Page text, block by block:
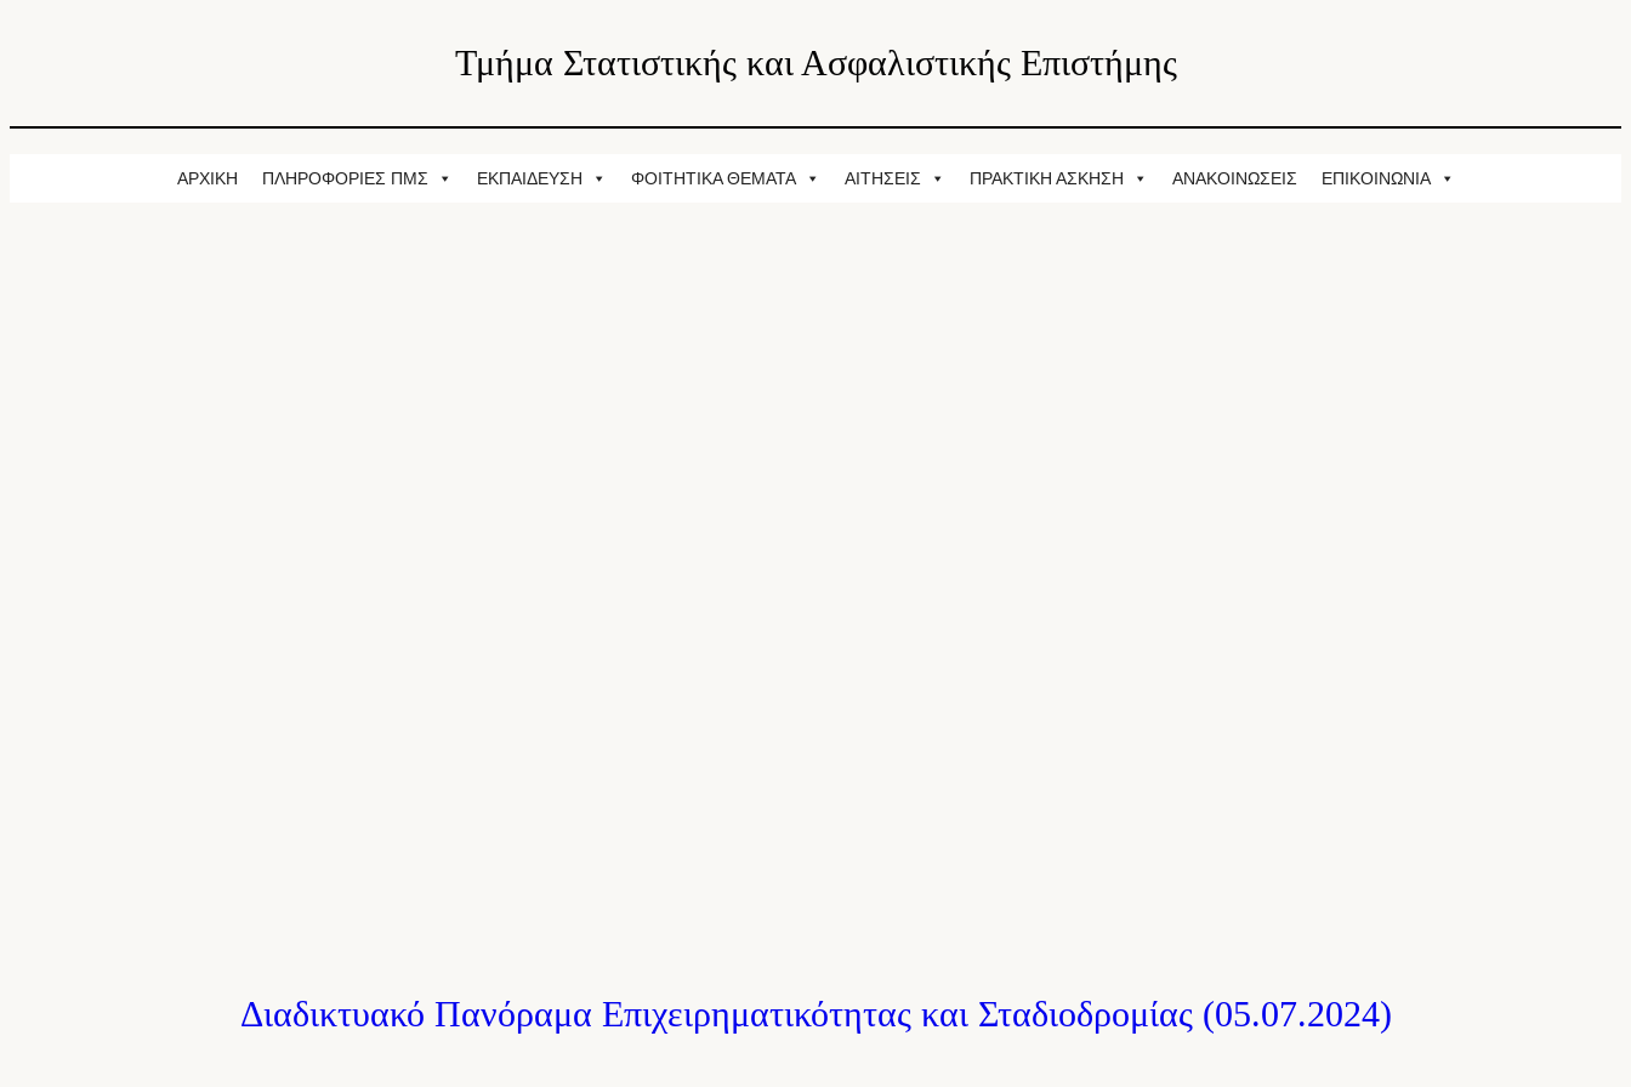
Τμήμα Στατιστικής και Ασφαλιστικής Επιστήμης
ΑΡΧΙΚΗ ΠΛΗΡΟΦΟΡΙΕΣ ΠΜΣ ΕΚΠΑΙΔΕΥΣΗ ΦΟΙΤΗΤΙΚΑ ΘΕΜΑΤΑ ΑΙΤΗΣΕΙΣ ΠΡΑΚΤΙΚΗ ΑΣΚΗΣΗ ΑΝΑΚΟΙΝΩΣΕΙΣ ΕΠΙΚΟΙΝΩΝΙΑ
Διαδικτυακό Πανόραμα Επιχειρηματικότητας και Σταδιοδρομίας (05.07.2024)